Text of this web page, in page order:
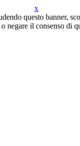
x
questo banner,
negare il consenso di